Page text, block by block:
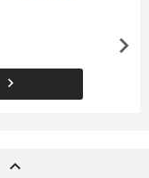
keyboard_arrow_right
keyboard_arrow_up